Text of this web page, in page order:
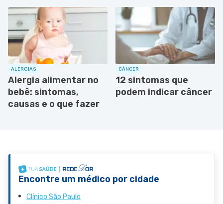
ALERGIAS
Alergia alimentar no
bebê: sintomas,
causas e o que fazer
CÂNCER
12 sintomas que
podem indicar câncer
Encontre um médico por cidade
Clínico São Paulo